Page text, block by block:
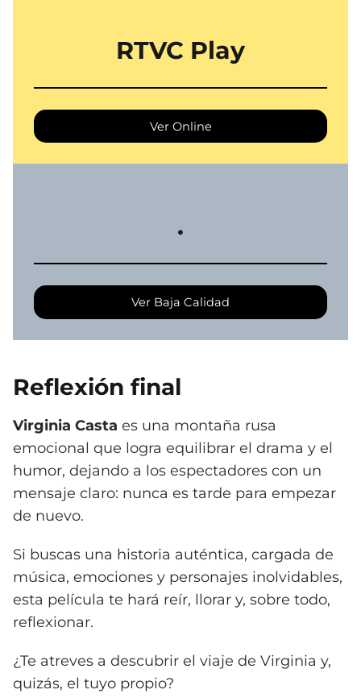
RTVC Play
Ver Online
.
Ver Baja Calidad
Reflexión final
Virginia Casta es una montaña rusa
emocional que logra equilibrar el drama y el
humor, dejando a los espectadores con un
mensaje claro: nunca es tarde para empezar
de nuevo.
Si buscas una historia auténtica, cargada de
música, emociones y personajes inolvidables,
esta película te hará reír, llorar y, sobre todo,
reflexionar.
¿Te atreves a descubrir el viaje de Virginia y,
quizás, el tuyo propio?